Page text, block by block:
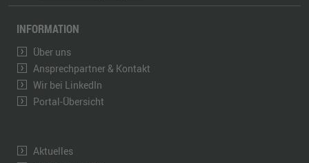
INFORMATION
Über uns
Ansprechpartner & Kontakt
Wir bei LinkedIn
Portal-Übersicht
Aktuelles